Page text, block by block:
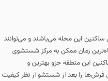
استان تهران قرار گرفته‌اند قادر به پاسخگویی ۲۴ ساعته به تمامی ساکنین این محله می‌باشند و می‌توانند
زمان ممکن به مرکز شستشوی
این منطقه جزو بهترین و
فرش‌ها را بعد از شستشو از نظر کیفیت